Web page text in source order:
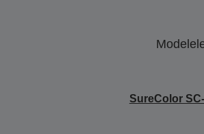
SureColor